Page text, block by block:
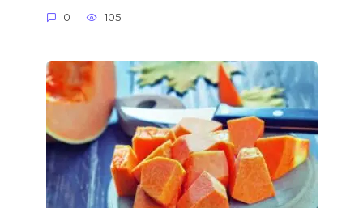
0 105